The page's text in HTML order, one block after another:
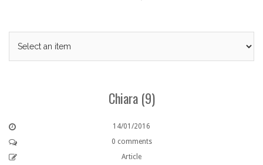
Chiara (9)
14/01/2016
0 comments
Article